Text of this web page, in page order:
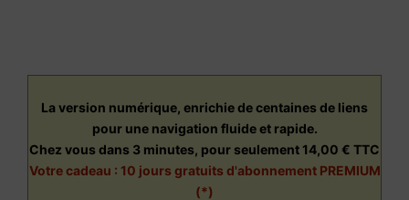
La version numérique, enrichie de centaines de liens
pour une navigation fluide et rapide.
Chez vous dans 3 minutes, pour seulement 14,00 € TTC
Votre cadeau : 10 jours gratuits d'abonnement PREMIUM
(*)